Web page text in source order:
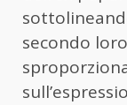
secondo